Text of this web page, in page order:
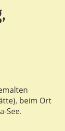
beim Ort
See.